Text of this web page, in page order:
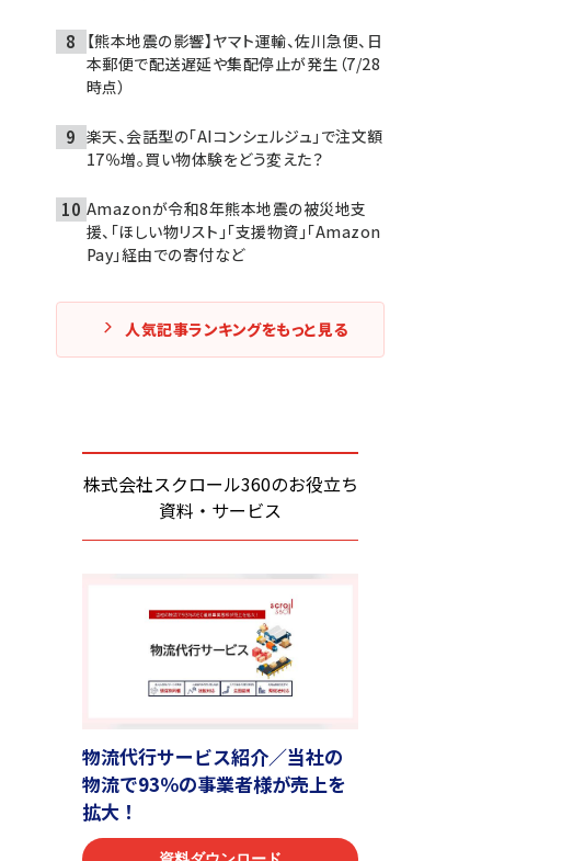
【熊本地震の影響】ヤマト運輸、佐川急便、日
本郵便で配送遅延や集配停止が発生（7/28
時点）
楽天、会話型の「AIコンシェルジュ」で注文額
17％増。買い物体験をどう変えた？
Amazonが令和8年熊本地震の被災地支
援、「ほしい物リスト」「支援物資」「Amazon
Pay」経由での寄付など
人気記事ランキングをもっと見る